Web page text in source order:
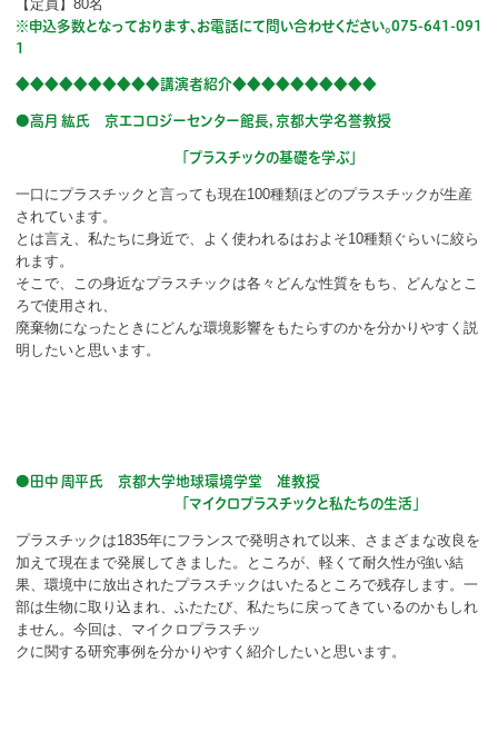
企業・環境団体の方
エコメイト・京エコサポーターの方
【定員】80名
※申込多数となっております、お電話にて問い合わせください。075-641-091
1
◆◆◆◆◆◆◆◆◆◆講演者紹介◆◆◆◆◆◆◆◆◆◆
●高月 紘氏 京エコロジーセンター館長，京都大学名誉教授
「プラスチックの基礎を学ぶ」
一口にプラスチックと言っても現在100種類ほどのプラスチックが生産
されています。
とは言え、私たちに身近で、よく使われるはおよそ10種類ぐらいに絞ら
れます。
そこで、この身近なプラスチックは各々どんな性質をもち、どんなとこ
ろで使用され、
廃棄物になったときにどんな環境影響をもたらすのかを分かりやすく説
明したいと思います。
●田中 周平氏 京都大学地球環境学堂 准教授
「マイクロプラスチックと私たちの生活」
プラスチックは1835年にフランスで発明されて以来、さまざまな改良を
加えて現在まで発展してきました。ところが、軽くて耐久性が強い結
果、環境中に放出されたプラスチックはいたるところで残存します。一
部は生物に取り込まれ、ふたたび、私たちに戻ってきているのかもしれ
ません。今回は、マイクロプラスチッ
クに関する研究事例を分かりやすく紹介したいと思います。